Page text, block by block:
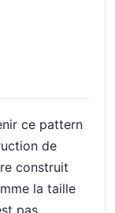
ce pattern
de
construit
la taille